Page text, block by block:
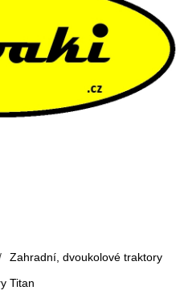
Zahradní, dvoukolové traktory
Titan